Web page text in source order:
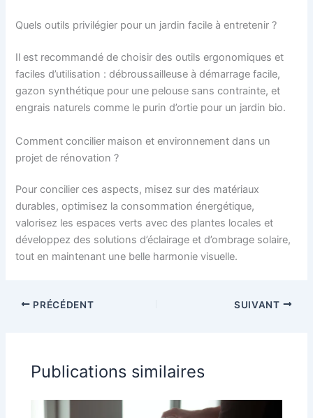
Quels outils privilégier pour un jardin facile à entretenir ?
Il est recommandé de choisir des outils ergonomiques et
faciles d’utilisation : débroussailleuse à démarrage facile,
gazon synthétique pour une pelouse sans contrainte, et
engrais naturels comme le purin d’ortie pour un jardin bio.
Comment concilier maison et environnement dans un
projet de rénovation ?
Pour concilier ces aspects, misez sur des matériaux
durables, optimisez la consommation énergétique,
valorisez les espaces verts avec des plantes locales et
développez des solutions d’éclairage et d’ombrage solaire,
tout en maintenant une belle harmonie visuelle.
PRÉCÉDENT SUIVANT
Publications similaires